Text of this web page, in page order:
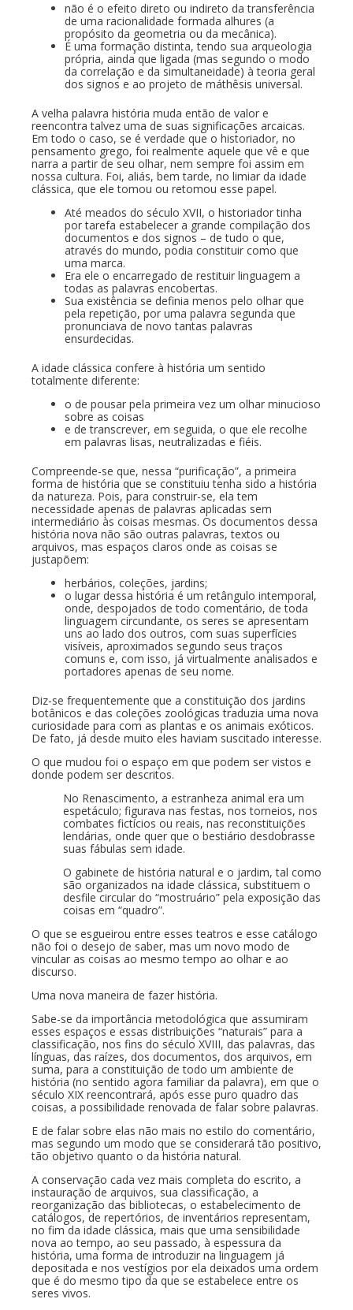
não é o efeito direto ou indireto da transferência
de uma racionalidade formada alhures (a
propósito da geometria ou da mecânica).
É uma formação distinta, tendo sua arqueologia
própria, ainda que ligada (mas segundo o modo
da correlação e da simultaneidade) à teoria geral
dos signos e ao projeto de máthêsis universal.
A velha palavra história muda então de valor e
reencontra talvez uma de suas significações arcaicas.
Em todo o caso, se é verdade que o historiador, no
pensamento grego, foi realmente aquele que vê e que
narra a partir de seu olhar, nem sempre foi assim em
nossa cultura. Foi, aliás, bem tarde, no limiar da idade
clássica, que ele tomou ou retomou esse papel.
Até meados do século XVII, o historiador tinha
por tarefa estabelecer a grande compilação dos
documentos e dos signos – de tudo o que,
através do mundo, podia constituir como que
uma marca.
Era ele o encarregado de restituir linguagem a
todas as palavras encobertas.
Sua existência se definia menos pelo olhar que
pela repetição, por uma palavra segunda que
pronunciava de novo tantas palavras
ensurdecidas.
A idade clássica confere à história um sentido
totalmente diferente:
o de pousar pela primeira vez um olhar minucioso
sobre as coisas
e de transcrever, em seguida, o que ele recolhe
em palavras lisas, neutralizadas e fiéis.
Compreende-se que, nessa “purificação”, a primeira
forma de história que se constituiu tenha sido a história
da natureza. Pois, para construir-se, ela tem
necessidade apenas de palavras aplicadas sem
intermediário às coisas mesmas. Os documentos dessa
história nova não são outras palavras, textos ou
arquivos, mas espaços claros onde as coisas se
justapõem:
herbários, coleções, jardins;
o lugar dessa história é um retângulo intemporal,
onde, despojados de todo comentário, de toda
linguagem circundante, os seres se apresentam
uns ao lado dos outros, com suas superfícies
visíveis, aproximados segundo seus traços
comuns e, com isso, já virtualmente analisados e
portadores apenas de seu nome.
Diz-se frequentemente que a constituição dos jardins
botânicos e das coleções zoológicas traduzia uma nova
curiosidade para com as plantas e os animais exóticos.
De fato, já desde muito eles haviam suscitado interesse.
O que mudou foi o espaço em que podem ser vistos e
donde podem ser descritos.
No Renascimento, a estranheza animal era um
espetáculo; figurava nas festas, nos torneios, nos
combates fictícios ou reais, nas reconstituições
lendárias, onde quer que o bestiário desdobrasse
suas fábulas sem idade.
O gabinete de história natural e o jardim, tal como
são organizados na idade clássica, substituem o
desfile circular do “mostruário” pela exposição das
coisas em “quadro”.
O que se esgueirou entre esses teatros e esse catálogo
não foi o desejo de saber, mas um novo modo de
vincular as coisas ao mesmo tempo ao olhar e ao
discurso.
Uma nova maneira de fazer história.
Sabe-se da importância metodológica que assumiram
esses espaços e essas distribuições “naturais” para a
classificação, nos fins do século XVIII, das palavras, das
línguas, das raízes, dos documentos, dos arquivos, em
suma, para a constituição de todo um ambiente de
história (no sentido agora familiar da palavra), em que o
século XIX reencontrará, após esse puro quadro das
coisas, a possibilidade renovada de falar sobre palavras.
E de falar sobre elas não mais no estilo do comentário,
mas segundo um modo que se considerará tão positivo,
tão objetivo quanto o da história natural.
A conservação cada vez mais completa do escrito, a
instauração de arquivos, sua classificação, a
reorganização das bibliotecas, o estabelecimento de
catálogos, de repertórios, de inventários representam,
no fim da idade clássica, mais que uma sensibilidade
nova ao tempo, ao seu passado, à espessura da
história, uma forma de introduzir na linguagem já
depositada e nos vestígios por ela deixados uma ordem
que é do mesmo tipo da que se estabelece entre os
seres vivos.